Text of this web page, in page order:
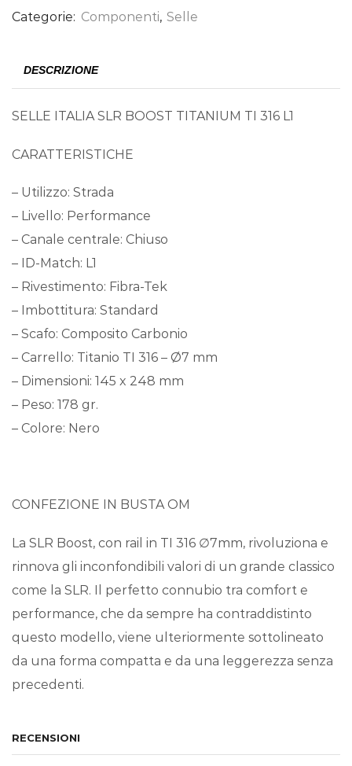
Categorie: Componenti, Selle
DESCRIZIONE
SELLE ITALIA SLR BOOST TITANIUM TI 316 L1
CARATTERISTICHE
– Utilizzo: Strada
– Livello: Performance
– Canale centrale: Chiuso
– ID-Match: L1
– Rivestimento: Fibra-Tek
– Imbottitura: Standard
– Scafo: Composito Carbonio
– Carrello: Titanio TI 316 – Ø7 mm
– Dimensioni: 145 x 248 mm
– Peso: 178 gr.
– Colore: Nero
CONFEZIONE IN BUSTA OM
La SLR Boost, con rail in TI 316 ∅7mm, rivoluziona e
rinnova gli inconfondibili valori di un grande classico
come la SLR. Il perfetto connubio tra comfort e
performance, che da sempre ha contraddistinto
questo modello, viene ulteriormente sottolineato
da una forma compatta e da una leggerezza senza
precedenti.
RECENSIONI